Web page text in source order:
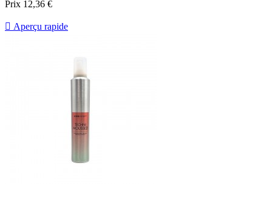
Prix 12,36 €
 Aperçu rapide